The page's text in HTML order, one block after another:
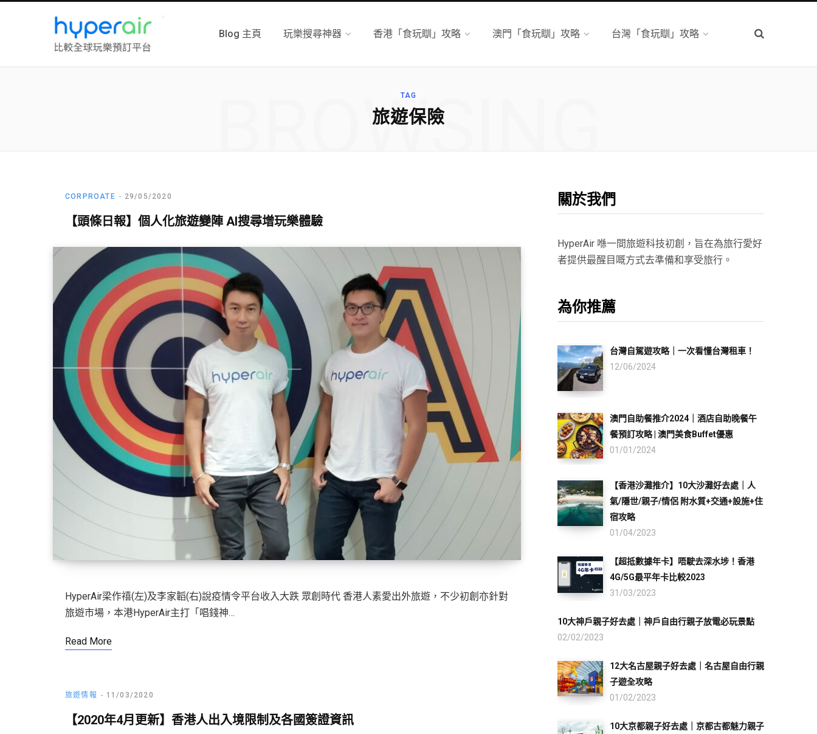
Blog 主頁 玩樂搜尋神器 香港「食玩瞓」攻略 澳門「食玩瞓」攻略 台灣「食玩瞓」攻略
TAG
旅遊保險
BROWSING
CORPROATE 29/05/2020
【頭條日報】個人化旅遊變陣 AI搜尋增玩樂體驗
HyperAir梁作禧(左)及李家韜(右)說疫情令平台收入大跌 眾創時代 香港人素愛出外旅遊，不少初創亦針對
旅遊市場，本港HyperAir主打「唱錢神…
Read More
旅遊情報 11/03/2020
【2020年4月更新】香港人出入境限制及各國簽證資訊
關於我們
HyperAir 喺一間旅遊科技初創，旨在為旅行愛好
者提供最醒目嘅方式去準備和享受旅行。
為你推薦
台灣自駕遊攻略｜一次看懂台灣租車！
12/06/2024
澳門自助餐推介2024｜酒店自助晚餐午
餐預訂攻略 | 澳門美食Buffet優惠
01/01/2024
【香港沙灘推介】10大沙灘好去處｜人
氣/隱世/親子/情侶 附水質+交通+設施+住
宿攻略
01/04/2023
【超抵數據年卡】唔駛去深水埗！香港
4G/5G最平年卡比較2023
31/03/2023
10大神戶親子好去處｜神戶自由行親子放電必玩景點
02/02/2023
12大名古屋親子好去處｜名古屋自由行親
子遊全攻略
01/02/2023
10大京都親子好去處｜京都古都魅力親子